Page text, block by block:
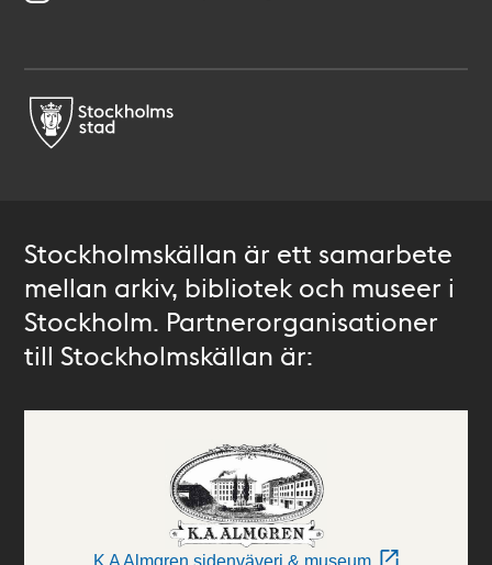
Stockholmskällan är ett samarbete
mellan arkiv, bibliotek och museer i
Stockholm. Partnerorganisationer
till Stockholmskällan är:
K A Almgren sidenväveri & museum